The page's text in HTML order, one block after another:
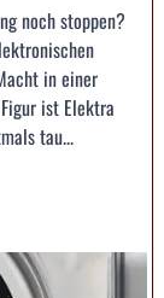
noch stoppen?
in einer
ist Elektra
tau...